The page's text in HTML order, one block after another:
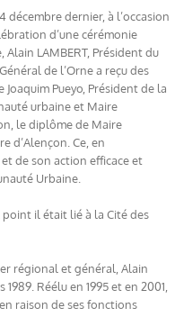
décembre dernier, à l’occasion
d’une cérémonie
Alain LAMBERT, Président du
de l’Orne a reçu des
Joaquim Pueyo, Président de la
urbaine et Maire
le diplôme de Maire
d’Alençon. Ce, en
de son action efficace et
Urbaine.
il était lié à la Cité des
régional et général, Alain
Réélu en 1995 et en 2001,
raison de ses fonctions